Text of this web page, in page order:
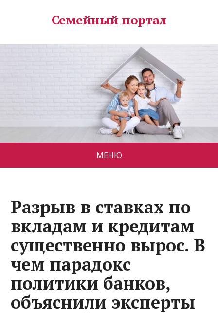
Семейный портал
МЕНЮ
Разрыв в ставках по
вкладам и кредитам
существенно вырос. В
чем парадокс
политики банков,
объяснили эксперты